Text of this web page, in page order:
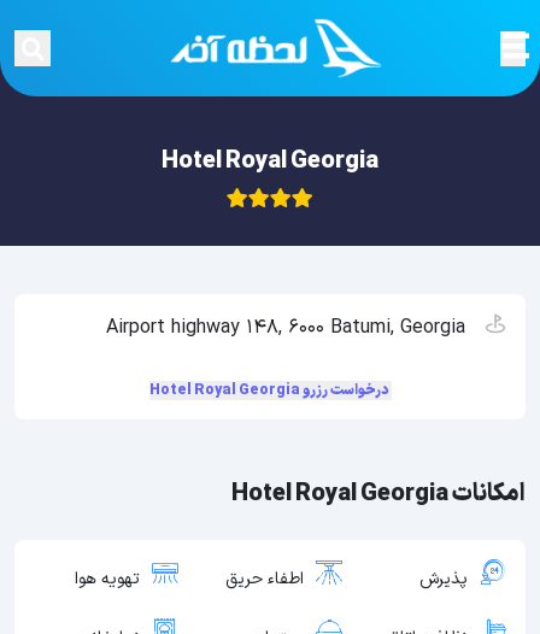
Hotel Royal Georgia
امکانات Hotel Royal Georgia
پذیرش اطفاء حریق تهویه هوا
Airport highway 148, 6000 Batumi, Georgia
درخواست رزرو Hotel Royal Georgia